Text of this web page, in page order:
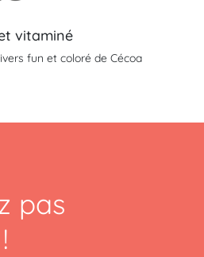
vitaminé
fun et coloré de Cécoa
pas